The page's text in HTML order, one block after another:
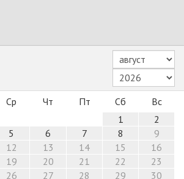
Ср Чт Пт Сб
Вс
1
2
5 6 7 8
9
12 13 14 15
16
19 20 21 22
23
26 27 28 29
30